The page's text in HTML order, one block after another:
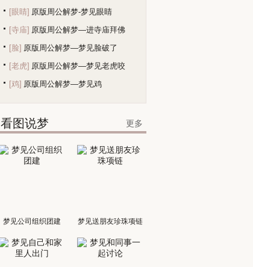
[眼睛] 原版周公解梦-梦见眼睛
[寺庙] 原版周公解梦—进寺庙拜佛
[脸] 原版周公解梦—梦见脸破了
[老虎] 原版周公解梦—梦见老虎咬
[鸡] 原版周公解梦—梦见鸡
看图说梦 更多
梦见公司组织团建 梦见送朋友珍珠项链